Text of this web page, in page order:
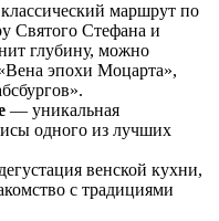
маршрут по
Святого Стефана и
глубину, можно
эпохи Моцарта»,
— уникальная
одного из лучших
венской кухни,
с традициями